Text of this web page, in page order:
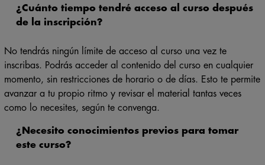
¿Cuánto tiempo tendré acceso al curso después
de la inscripción?
No tendrás ningún límite de acceso al curso una vez te
inscribas. Podrás acceder al contenido del curso en cualquier
momento, sin restricciones de horario o de días. Esto te permite
avanzar a tu propio ritmo y revisar el material tantas veces
como lo necesites, según te convenga.
¿Necesito conocimientos previos para tomar
este curso?